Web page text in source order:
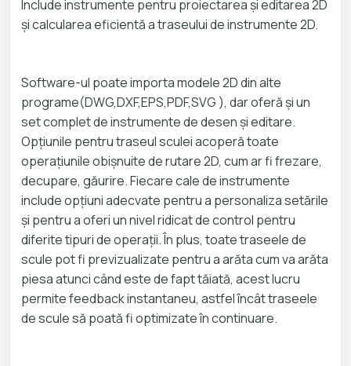
Include instrumente pentru proiectarea și editarea 2D
și calcularea eficientă a traseului de instrumente 2D.
Software-ul poate importa modele 2D din alte
programe(DWG,DXF,EPS,PDF,SVG ), dar oferă și un
set complet de instrumente de desen și editare.
Opțiunile pentru traseul sculei acoperă toate
operațiunile obișnuite de rutare 2D, cum ar fi frezare,
decupare, găurire. Fiecare cale de instrumente
include opțiuni adecvate pentru a personaliza setările
și pentru a oferi un nivel ridicat de control pentru
diferite tipuri de operații. În plus, toate traseele de
scule pot fi previzualizate pentru a arăta cum va arăta
piesa atunci când este de fapt tăiată, acest lucru
permite feedback instantaneu, astfel încât traseele
de scule să poată fi optimizate în continuare.